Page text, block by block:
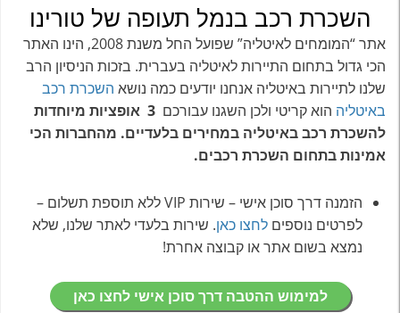
השכרת רכב בנמל תעופה של טורינו
אתר “המומחים לאיטליה” שפועל החל משנת 2008, הינו האתר
הכי גדול בתחום התיירות לאיטליה בעברית. בזכות הניסיון הרב
שלנו לתיירות באיטליה אנחנו יודעים כמה נושא השכרת רכב
באיטליה הוא קריטי ולכן השגנו עבורכם
3 אופציות מיוחדות
להשכרת רכב באיטליה במחירים בלעדיים. מהחברות הכי
אמינות בתחום השכרת רכבים.
הזמנה דרך סוכן אישי – שירות VIP ללא תוספת תשלום –
לפרטים נוספים לחצו כאן. שירות בלעדי לאתר שלנו, שלא
נמצא בשום אתר או קבוצה אחרת!
למימוש ההטבה דרך סוכן אישי לחצו כאן